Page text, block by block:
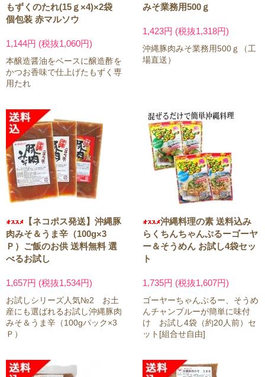
もずくのたれ(15ｇ×4)×2袋
個包装 赤マルソウ
1,144円 (税抜1,060円)
本醸造醤油をベースに醸造酢を
かつお香味で仕上げたもずく専
用たれ
みそ業務用500ｇ
1,423円 (税抜1,318円)
沖縄豚肉みそ業務用500ｇ（工
場直送）
【ネコポス発送】沖縄豚
肉みそ＆うま辛（100g×3
Ｐ）ご飯のお供 送料無料 選
べるお試し
1,657円 (税抜1,534円)
お試しシリーズ人気№2 お土
産にも選ばれるお試し沖縄豚肉
みそ＆うま辛（100gパック×3
Ｐ）
沖縄料理の素 送料込み
らくちんちゃんぷるーゴーヤ
ー＆そうめん お試し4袋セッ
ト
1,735円 (税抜1,607円)
ゴーヤーちゃんぷるー、そうめ
んチャンプルーが簡単に味付
け お試し4袋（約20人前）セ
ット[組合せ自由]